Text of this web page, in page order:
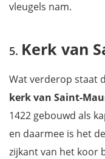
vleugels nam.
Kerk van
Wat verderop staat
kerk van Saint-
1422 gebouwd als
en daarmee is het de
zijkant van het koor